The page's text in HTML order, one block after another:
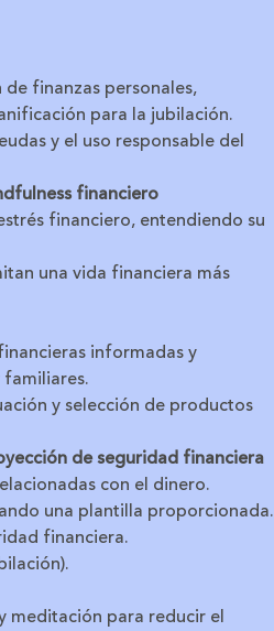
finanzas personales,
para la jubilación.
y el uso responsable del
financiero
financiero, entendiendo su
una vida financiera más
informadas y
familiares.
y selección de productos
de seguridad financiera
con el dinero.
una plantilla proporcionada.
financiera.
meditación para reducir el